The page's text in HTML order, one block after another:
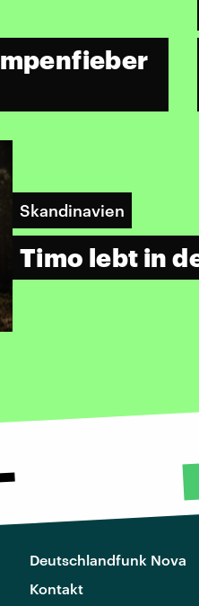
Skandinavien
Timo lebt in
Deutschlandfunk Nova
Kontakt